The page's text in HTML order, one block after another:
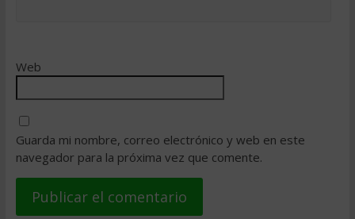
Web
Guarda mi nombre, correo electrónico y web en este
navegador para la próxima vez que comente.